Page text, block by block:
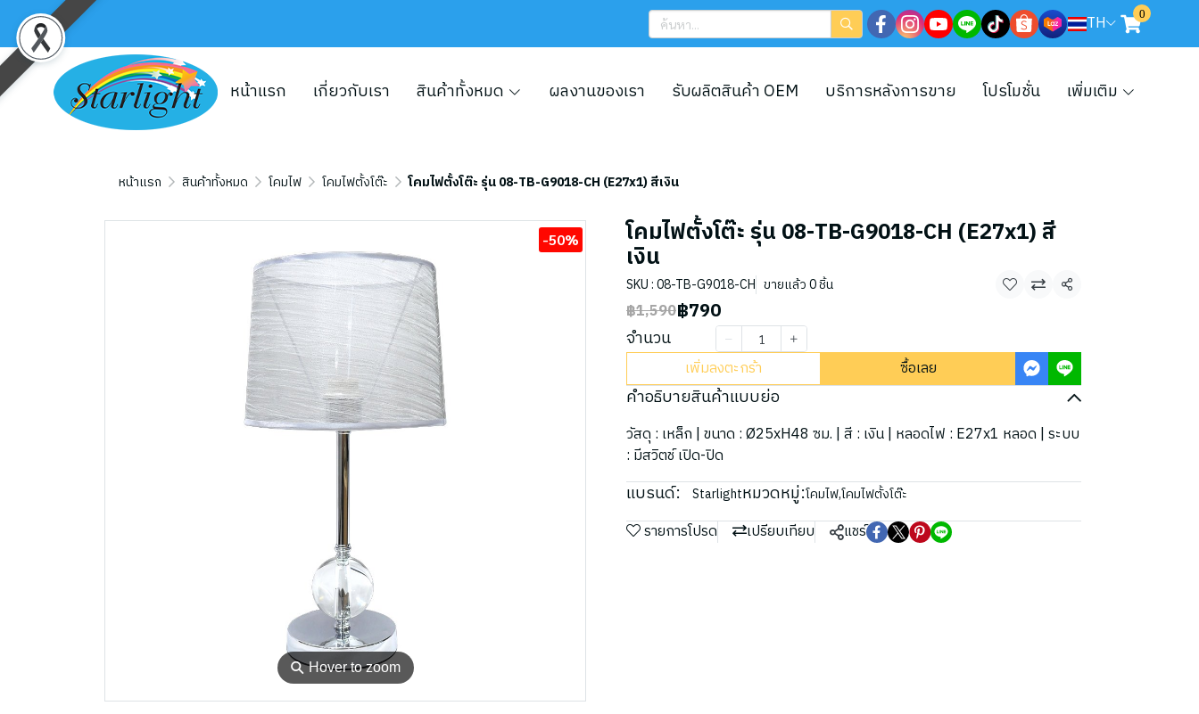
TH 0
หน้าแรก เกี่ยวกับเรา สินค้าทั้งหมด ผลงานของเรา รับผลิตสินค้า OEM บริการหลังการขาย โปรโมชั่น เพิ่มเติม
หน้าแรก สินค้าทั้งหมด โคมไฟ โคมไฟตั้งโต๊ะ โคมไฟตั้งโต๊ะ รุ่น 08-TB-G9018-CH (E27x1) สีเงิน
⚲Hover to zoom
-50% โคมไฟตั้งโต๊ะ รุ่น 08-TB-G9018-CH (E27x1) สี
เงิน
SKU : 08-TB-G9018-CH ขายแล้ว 0 ชิ้น
แชร์
฿1,590฿790
จำนวน
เพิ่มลงตะกร้า ซื้อเลย
คำอธิบายสินค้าแบบย่อ
วัสดุ : เหล็ก | ขนาด : Ø25xH48 ซม. | สี : เงิน | หลอดไฟ : E27x1 หลอด | ระบบ
: มีสวิตช์ เปิด-ปิด
แบรนด์: Starlightหมวดหมู่:โคมไฟ,โคมไฟตั้งโต๊ะ
รายการโปรด เปรียบเทียบ แชร์